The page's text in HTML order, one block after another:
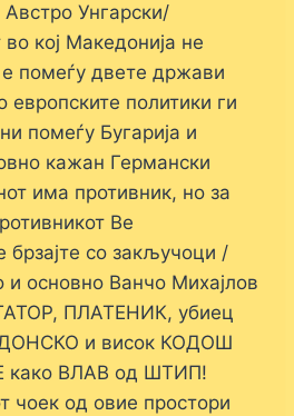
Унгарски/
кој Македонија не
помеѓу двете држави
европските политики ги
помеѓу Бугарија и
кажан Германски
има противник, но за
Ве
брзајте со закључоци /
основно Ванчо Михајлов
ПЛАТЕНИК, убиец
и висок КОДОШ
ВЛАВ од ШТИП!
чоек од овие простори